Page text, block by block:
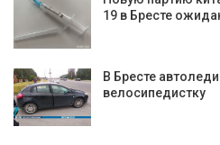
19 в Бресте
В Бресте
велосипедистку